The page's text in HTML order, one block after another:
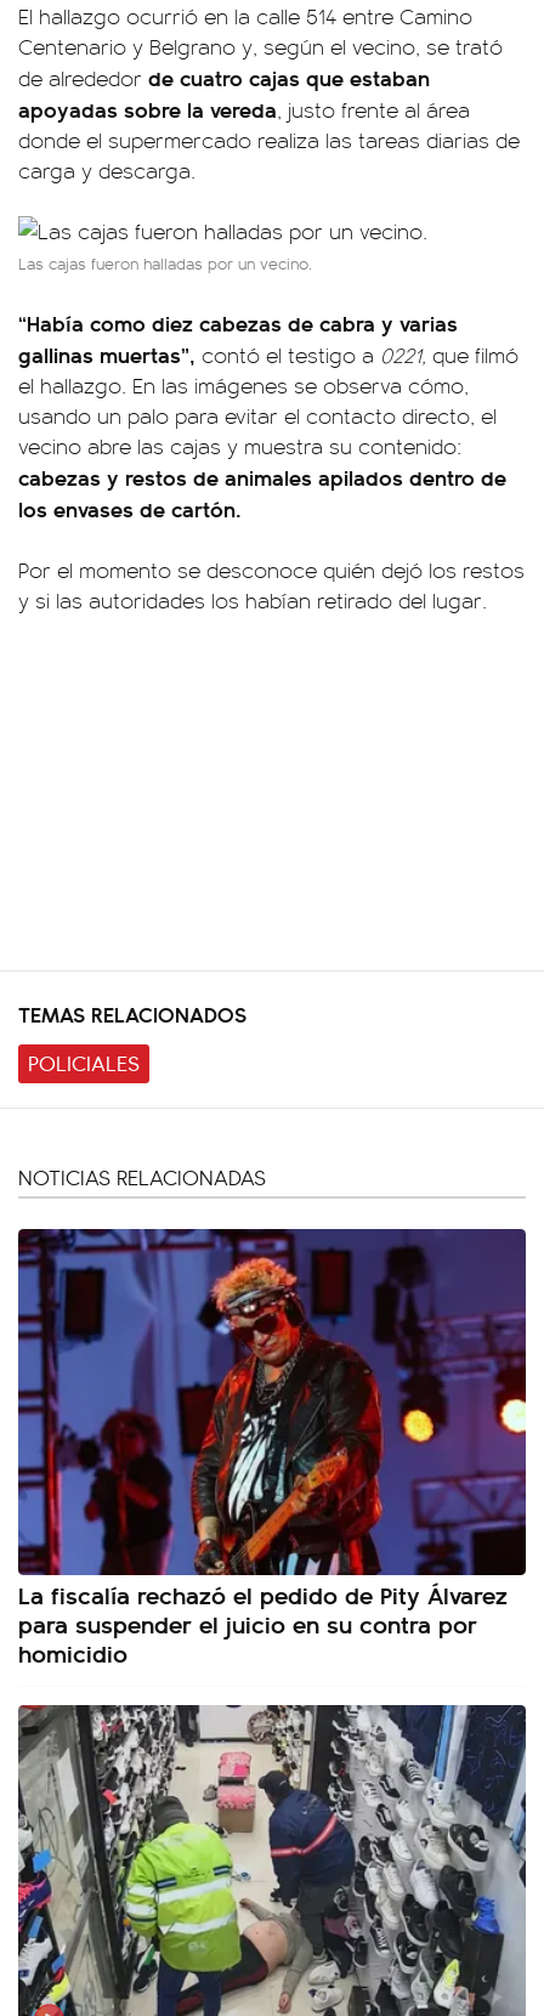
El hallazgo ocurrió en la calle 514 entre Camino
Centenario y Belgrano y, según el vecino, se trató
de alrededor de cuatro cajas que estaban
apoyadas sobre la vereda, justo frente al área
donde el supermercado realiza las tareas diarias de
carga y descarga.
Las cajas fueron halladas por un vecino.
“Había como diez cabezas de cabra y varias
gallinas muertas”, contó el testigo a 0221, que filmó
el hallazgo. En las imágenes se observa cómo,
usando un palo para evitar el contacto directo, el
vecino abre las cajas y muestra su contenido:
cabezas y restos de animales apilados dentro de
los envases de cartón.
Por el momento se desconoce quién dejó los restos
y si las autoridades los habían retirado del lugar.
TEMAS RELACIONADOS
POLICIALES
NOTICIAS RELACIONADAS
La fiscalía rechazó el pedido de Pity Álvarez
para suspender el juicio en su contra por
homicidio